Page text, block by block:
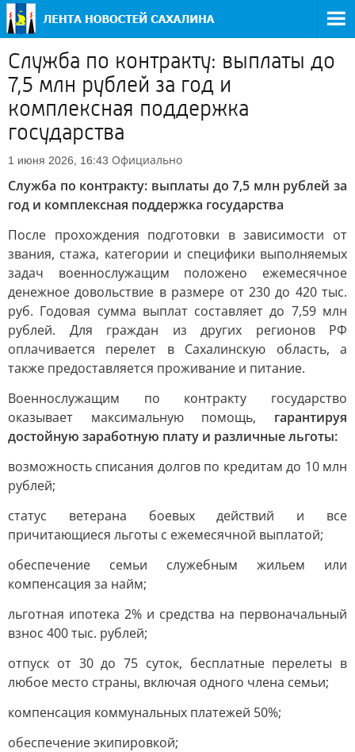
Служба по контракту: выплаты до
7,5 млн рублей за год и
комплексная поддержка
государства
1 июня 2026, 16:43 Официально
Служба по контракту: выплаты до 7,5 млн рублей за
год и комплексная поддержка государства
После прохождения подготовки в зависимости от
звания, стажа, категории и специфики выполняемых
задач военнослужащим положено ежемесячное
денежное довольствие в размере от 230 до 420 тыс.
руб. Годовая сумма выплат составляет до 7,59 млн
рублей. Для граждан из других регионов РФ
оплачивается перелет в Сахалинскую область, а
также предоставляется проживание и питание.
Военнослужащим по контракту государство
оказывает максимальную помощь, гарантируя
достойную заработную плату и различные льготы:
возможность списания долгов по кредитам до 10 млн
рублей;
статус ветерана боевых действий и все
причитающиеся льготы с ежемесячной выплатой;
обеспечение семьи служебным жильем или
компенсация за найм;
льготная ипотека 2% и средства на первоначальный
взнос 400 тыс. рублей;
отпуск от 30 до 75 суток, бесплатные перелеты в
любое место страны, включая одного члена семьи;
компенсация коммунальных платежей 50%;
обеспечение экипировкой;